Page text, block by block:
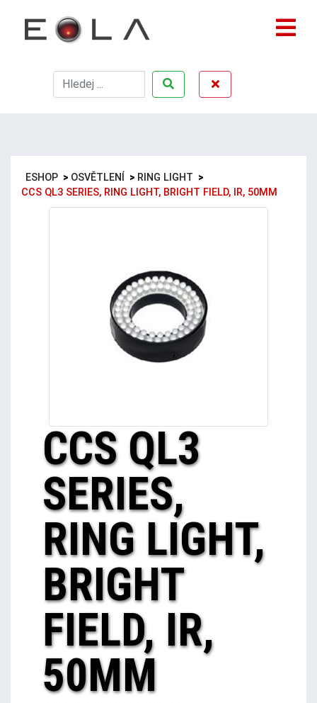
ESHOP > OSVĚTLENÍ > RING LIGHT >
CCS QL3 SERIES, RING LIGHT, BRIGHT FIELD, IR, 50MM
CCS QL3
SERIES,
RING LIGHT,
BRIGHT
FIELD, IR,
50MM